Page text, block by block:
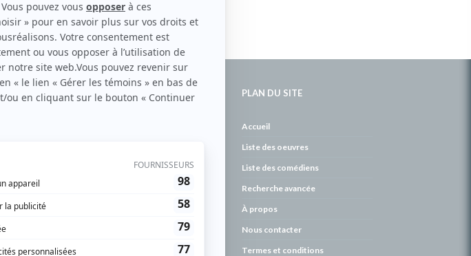
surnomme parfois «l’encyclopédie de
On peut l’entendre régulièrement
PLAN DU SITE
Accueil
Liste des oeuvres
Liste des comédiens
Recherche avancée
À propos
Nous contacter
Termes et conditions